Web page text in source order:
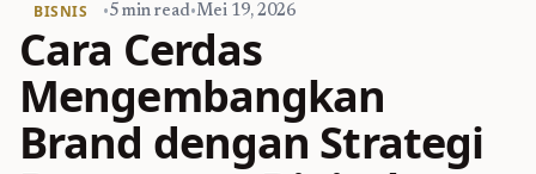
BISNIS •5 min read•Mei 19, 2026
Cara Cerdas
Mengembangkan
Brand dengan Strategi